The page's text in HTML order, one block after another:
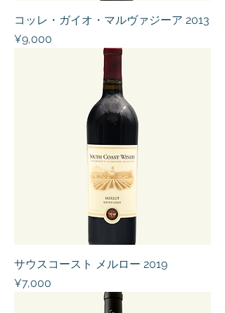
コッレ・ガイオ・マルヴァジーア 2013
Price
¥9,000
サウスコースト メルロー 2019
Price
¥7,000